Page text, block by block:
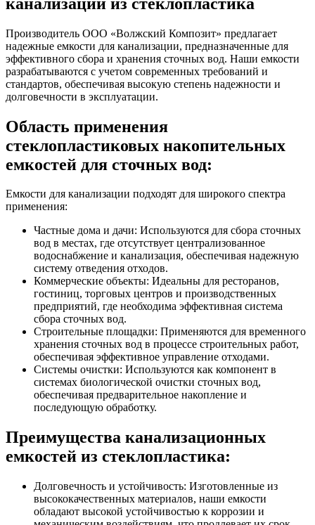
Производитель ООО «Волжский Композит» предлагает
надежные емкости для канализации, предназначенные для
эффективного сбора и хранения сточных вод. Наши емкости
разрабатываются с учетом современных требований и
стандартов, обеспечивая высокую степень надежности и
долговечности в эксплуатации.
Область применения
стеклопластиковых накопительных
емкостей для сточных вод:
Емкости для канализации подходят для широкого спектра
применения:
Частные дома и дачи: Используются для сбора сточных
вод в местах, где отсутствует централизованное
водоснабжение и канализация, обеспечивая надежную
систему отведения отходов.
Коммерческие объекты: Идеальны для ресторанов,
гостиниц, торговых центров и производственных
предприятий, где необходима эффективная система
сбора сточных вод.
Строительные площадки: Применяются для временного
хранения сточных вод в процессе строительных работ,
обеспечивая эффективное управление отходами.
Системы очистки: Используются как компонент в
системах биологической очистки сточных вод,
обеспечивая предварительное накопление и
последующую обработку.
Преимущества канализационных
емкостей из стеклопластика:
Долговечность и устойчивость: Изготовленные из
высококачественных материалов, наши емкости
обладают высокой устойчивостью к коррозии и